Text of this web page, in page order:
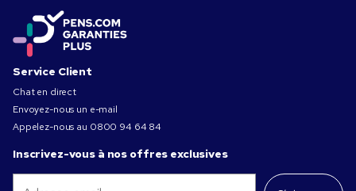
Service Client
Chat en direct
Envoyez-nous un e-mail
Appelez-nous au 0800 94 64 84
Inscrivez-vous à nos offres exclusives